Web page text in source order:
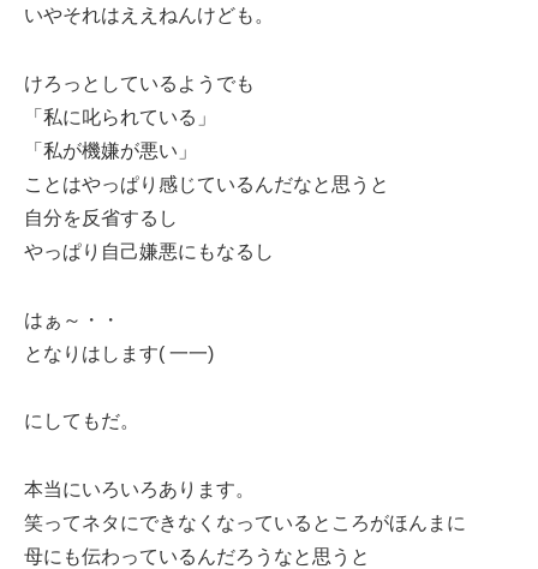
いやそれはええねんけども。
けろっとしているようでも
「私に叱られている」
「私が機嫌が悪い」
ことはやっぱり感じているんだなと思うと
自分を反省するし
やっぱり自己嫌悪にもなるし
はぁ～・・
となりはします( 一一)
にしてもだ。
本当にいろいろあります。
笑ってネタにできなくなっているところがほんまに
母にも伝わっているんだろうなと思うと